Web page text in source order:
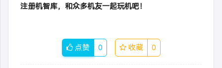
注册机智库，和众多机友一起玩机吧！
点赞 0 收藏 0